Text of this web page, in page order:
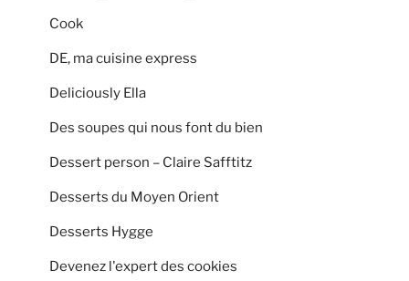
Cook
DE, ma cuisine express
Deliciously Ella
Des soupes qui nous font du bien
Dessert person – Claire Safftitz
Desserts du Moyen Orient
Desserts Hygge
Devenez l'expert des cookies